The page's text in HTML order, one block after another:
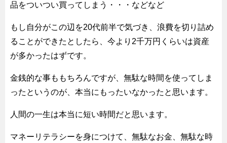
品をついつい買ってしまう・・・などなど
もし自分がこの辺を20代前半で気づき、浪費を切り詰め
ることができたとしたら、今より2千万円くらいは資産
が多かったはずです。
金銭的な事ももちろんですが、無駄な時間を使ってしま
ったというのが、本当にもったいなかったと思います。
人間の一生は本当に短い時間だと思います。
マネーリテラシーを身につけて、無駄なお金、無駄な時